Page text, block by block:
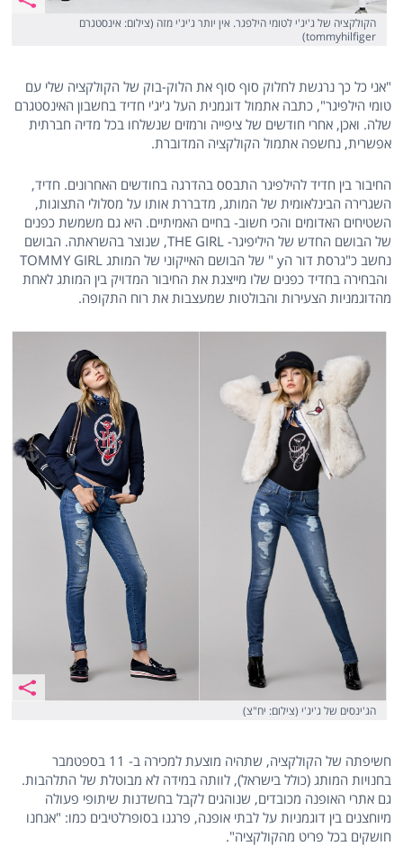
הקולקציה של ג'יג'י לטומי הילפגר. אין יותר ג'יג'י מזה (צילום: אינסטגרם
tommyhilfiger)
"אני כל כך נרגשת לחלוק סוף סוף את הלוק-בוק של הקולקציה שלי עם
טומי הילפיגר", כתבה אתמול דוגמנית העל ג'יג'י חדיד בחשבון האינסטגרם
שלה. ואכן, אחרי חודשים של ציפייה ורמזים שנשלחו בכל מדיה חברתית
אפשרית, נחשפה אתמול הקולקציה המדוברת.
החיבור בין חדיד להילפיגר התבסס בהדרגה בחודשים האחרונים. חדיד,
השגרירה הבינלאומית של המותג, מדבררת אותו על מסלולי התצוגות,
השטיחים האדומים והכי חשוב- בחיים האמיתיים. היא גם משמשת כפנים
של הבושם החדש של היליפיגר- THE GIRL, שנוצר בהשראתה. הבושם
נחשב כ"גרסת דור הy " של הבושם האייקוני של המותג TOMMY GIRL
והבחירה בחדיד כפנים שלו מייצגת את החיבור המדויק בין המותג לאחת
מהדוגמניות הצעירות והבולטות שמעצבות את רוח התקופה.
הג'ינסים של ג'יג'י (צילום: יח"צ)
חשיפתה של הקולקציה, שתהיה מוצעת למכירה ב- 11 בספטמבר
בחנויות המותג (כולל בישראל), לוותה במידה לא מבוטלת של התלהבות.
גם אתרי האופנה מכובדים, שנוהגים לקבל בחשדנות שיתופי פעולה
מיוחצנים בין דוגמניות על לבתי אופנה, פרגנו בסופרלטיבים כמו: "אנחנו
חושקים בכל פריט מהקולקציה".